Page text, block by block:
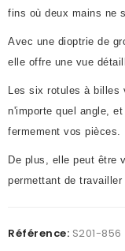
fins où deux mains ne
Avec une dioptrie de
elle offre une vue
Les six rotules à billes
n'importe quel angle,
fermement vos pièces.
De plus, elle peut être
permettant de
Référence: S201-856